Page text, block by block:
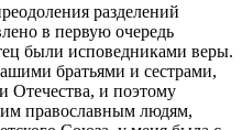
разделений
в первую очередь
были исповедниками веры.
братьями и сестрами,
Отечества, и поэтому
православным людям,